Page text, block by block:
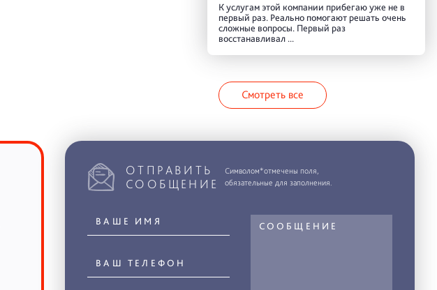
К услугам этой компании прибегаю уже не в
первый раз. Реально помогают решать очень
сложные вопросы. Первый раз
восстанавливал ...
Смотреть все
ОТПРАВИТЬ
СООБЩЕНИЕ
Символом*отмечены поля,
обязательные для заполнения.